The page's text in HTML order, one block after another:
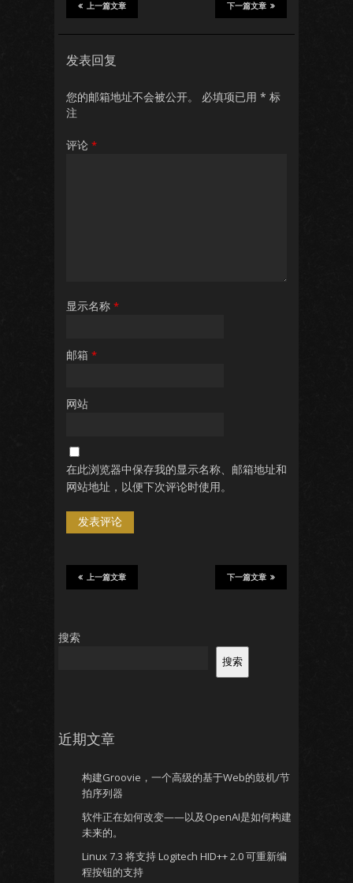
下一篇文章
上一篇文章
发表回复
您的邮箱地址不会被公开。 必填项已用 * 标
注
评论 *
显示名称 *
邮箱 *
网站
在此浏览器中保存我的显示名称、邮箱地址和
网站地址，以便下次评论时使用。
下一篇文章
上一篇文章
搜索
搜索
近期文章
构建Groovie，一个高级的基于Web的鼓机/节
拍序列器
软件正在如何改变——以及OpenAI是如何构建
未来的。
Linux 7.3 将支持 Logitech HID++ 2.0 可重新编
程按钮的支持